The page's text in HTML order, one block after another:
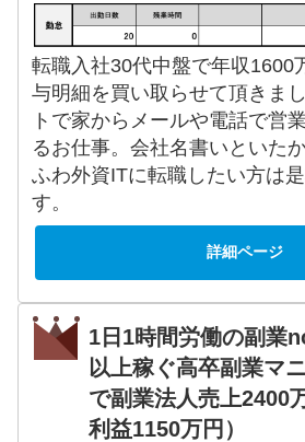
転職入社30代中盤で年収1600
与明細を買い取らせて頂きま
トで家からメールや電話で営
るお仕事。会社名書いといた
ふわ外資ITに転職したい方は
す。
詳細ページ
1日1時間労働の副業
以上稼ぐ高卒副業マ
で副業法人売上2400
利益1150万円）